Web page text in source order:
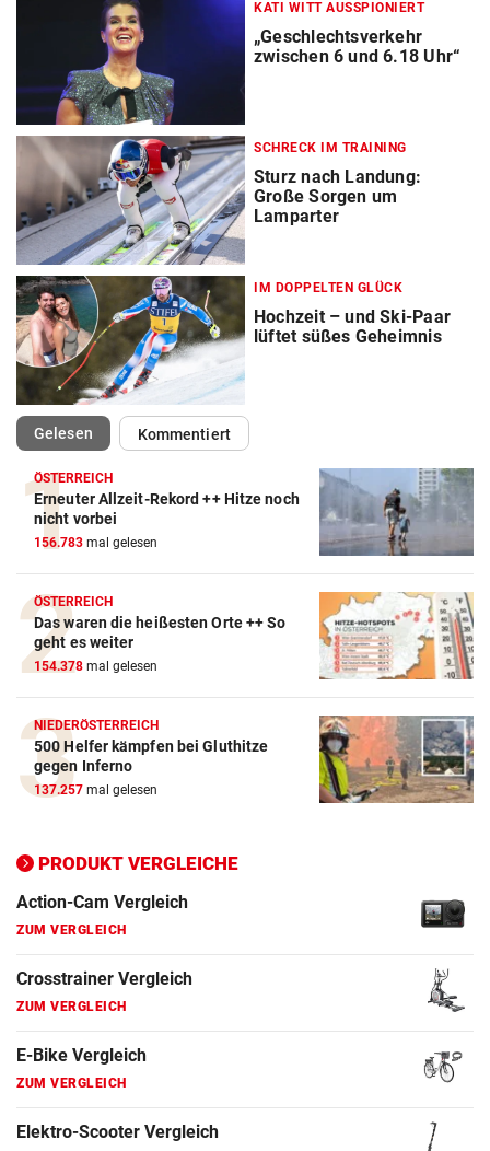
KATI WITT AUSSPIONIERT
„Geschlechtsverkehr
zwischen 6 und 6.18 Uhr“
SCHRECK IM TRAINING
Sturz nach Landung:
Große Sorgen um
Lamparter
IM DOPPELTEN GLÜCK
Hochzeit – und Ski-Paar
lüftet süßes Geheimnis
Gelesen(ausgewählt)Kommentiert
ÖSTERREICH
Erneuter Allzeit-Rekord ++ Hitze noch
nicht vorbei
156.783 mal gelesen
ÖSTERREICH
Das waren die heißesten Orte ++ So
geht es weiter
154.378 mal gelesen
NIEDERÖSTERREICH
500 Helfer kämpfen bei Gluthitze
gegen Inferno
137.257 mal gelesen
PRODUKT VERGLEICHE
Action-Cam Vergleich
ZUM VERGLEICH
Crosstrainer Vergleich
ZUM VERGLEICH
E-Bike Vergleich
ZUM VERGLEICH
Elektro-Scooter Vergleich